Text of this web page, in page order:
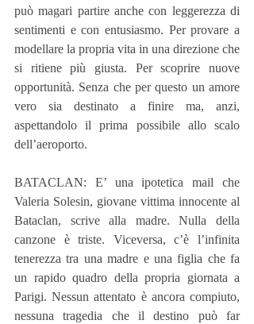
può magari partire anche con leggerezza di
sentimenti e con entusiasmo. Per provare a
modellare la propria vita in una direzione che
si ritiene più giusta. Per scoprire nuove
opportunità. Senza che per questo un amore
vero sia destinato a finire ma, anzi,
aspettandolo il prima possibile allo scalo
dell’aeroporto.
BATACLAN: E’ una ipotetica mail che
Valeria Solesin, giovane vittima innocente al
Bataclan, scrive alla madre. Nulla della
canzone è triste. Viceversa, c’è l’infinita
tenerezza tra una madre e una figlia che fa
un rapido quadro della propria giornata a
Parigi. Nessun attentato è ancora compiuto,
nessuna tragedia che il destino può far